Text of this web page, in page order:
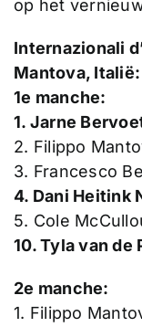
op het
Internazionali
Mantova, Italië:
1e manche:
1. Jarne
2. Filippo
3. Francesco
4. Dani Heitink
5. Cole
10. Tyla van de
2e manche:
1. Filippo